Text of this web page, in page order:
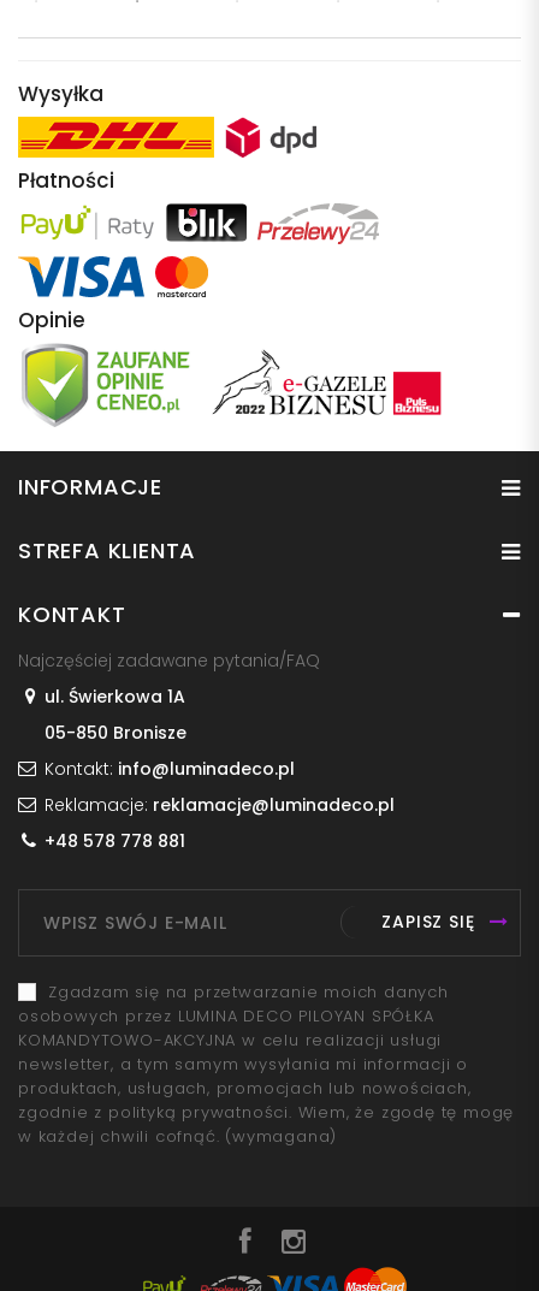
Wysyłka
Płatności
Opinie
INFORMACJE
STREFA KLIENTA
KONTAKT
Najczęściej zadawane pytania/FAQ
ul. Świerkowa 1A
05-850 Bronisze
Kontakt: info@luminadeco.pl
Reklamacje: reklamacje@luminadeco.pl
+48 578 778 881
ZAPISZ SIĘ
Zgadzam się na przetwarzanie moich danych
osobowych przez LUMINA DECO PILOYAN SPÓŁKA
KOMANDYTOWO-AKCYJNA w celu realizacji usługi
newsletter, a tym samym wysyłania mi informacji o
produktach, usługach, promocjach lub nowościach,
zgodnie z polityką prywatności. Wiem, że zgodę tę mogę
w każdej chwili cofnąć. (wymagana)